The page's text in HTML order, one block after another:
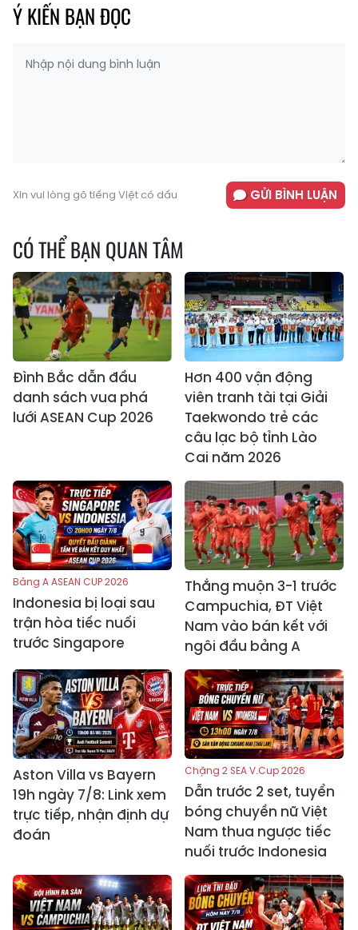
Ý KIẾN BẠN ĐỌC
Xin vui lòng gõ tiếng Việt có dấu GỬI BÌNH LUẬN
CÓ THỂ BẠN QUAN TÂM
Đình Bắc dẫn đầu
danh sách vua phá
lưới ASEAN Cup 2026
Hơn 400 vận động
viên tranh tài tại Giải
Taekwondo trẻ các
câu lạc bộ tỉnh Lào
Cai năm 2026
Bảng A ASEAN CUP 2026
Indonesia bị loại sau
trận hòa tiếc nuối
trước Singapore
Thắng muộn 3-1 trước
Campuchia, ĐT Việt
Nam vào bán kết với
ngôi đầu bảng A
Aston Villa vs Bayern
19h ngày 7/8: Link xem
trực tiếp, nhận định dự
đoán
Chặng 2 SEA V.Cup 2026
Dẫn trước 2 set, tuyển
bóng chuyền nữ Việt
Nam thua ngược tiếc
nuối trước Indonesia